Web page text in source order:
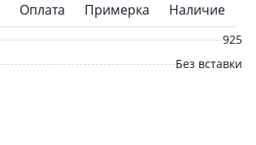
Оплата Примерка Наличие
925
Без вставки